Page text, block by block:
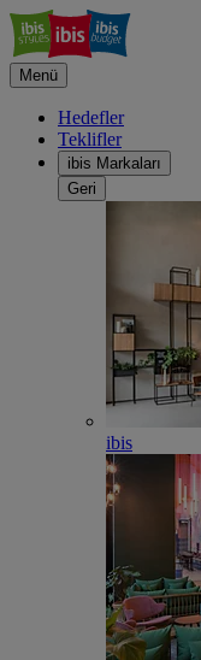
Menü
Hedefler
Teklifler
ibis Markaları
Geri
ibis